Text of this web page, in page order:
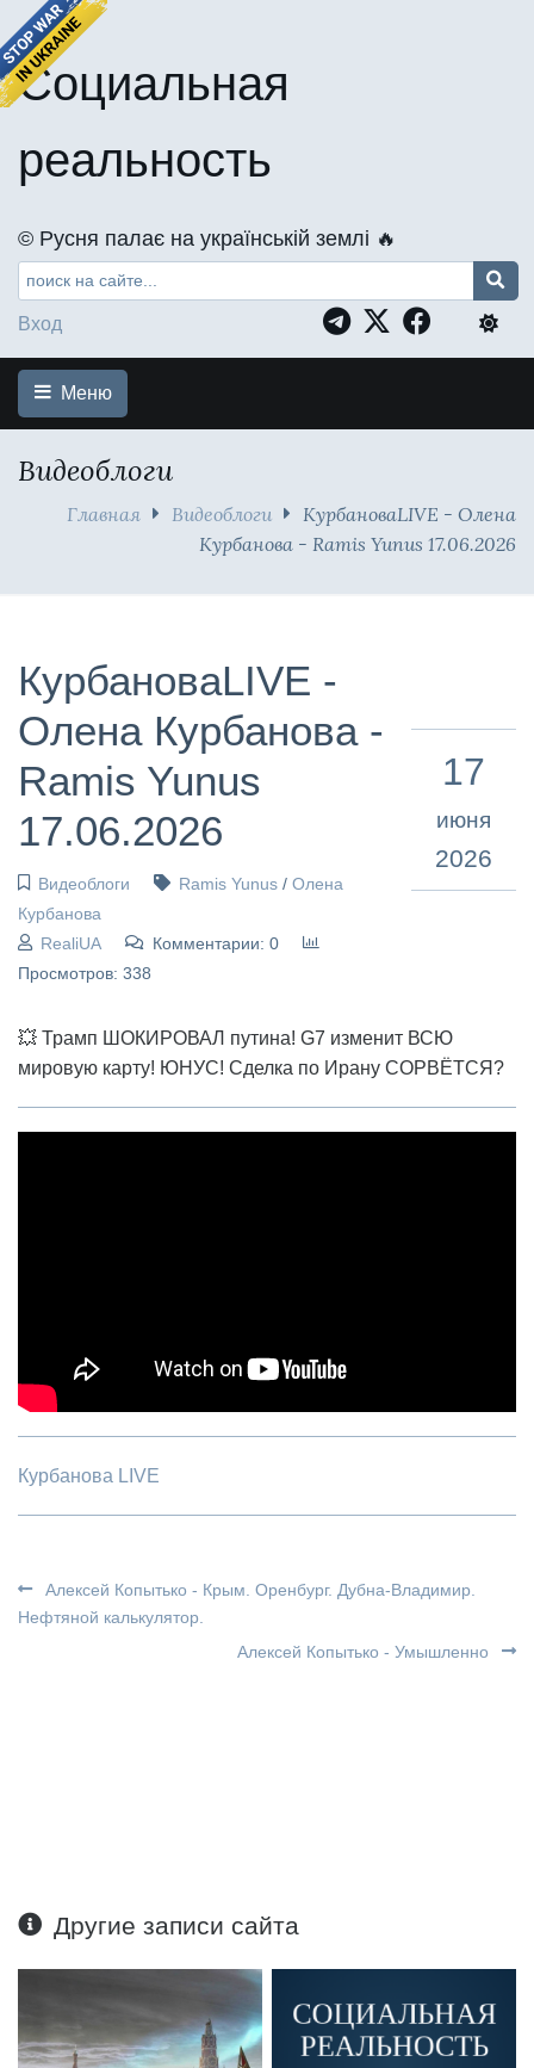
Социальная
реальность
©️ Русня палає на українській землі 🔥
Вход
Меню
Видеоблоги
Главная Видеоблоги
КурбановаLIVE - Олена
Курбанова - Ramis Yunus 17.06.2026
КурбановаLIVE -
Олена Курбанова -
Ramis Yunus
17.06.2026
Видеоблоги Ramis Yunus/ Олена
Курбанова
RealiUA
Комментарии: 0
Просмотров: 338
17
июня
2026
💥 Трамп ШОКИРОВАЛ путина! G7 изменит ВСЮ
мировую карту! ЮНУС! Сделка по Ирану СОРВЁТСЯ?
Курбанова LIVE
Алексей Копытько - Крым. Оренбург. Дубна-Владимир.
Нефтяной калькулятор.
Алексей Копытько - Умышленно
Другие записи сайта